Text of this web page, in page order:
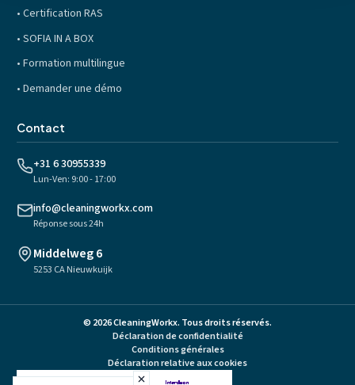
• Certification RAS
• SOFIA IN A BOX
• Formation multilingue
• Demander une démo
Contact
+31 6 30955339
Lun-Ven: 9:00 - 17:00
info@cleaningworkx.com
Réponse sous 24h
Middelweg 6
5253 CA Nieuwkuijk
© 2026CleaningWorkx. Tous droits réservés.
Déclaration de confidentialité
Conditions générales
Déclaration relative aux cookies